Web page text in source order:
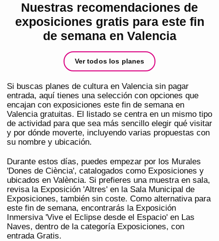
Nuestras recomendaciones de
exposiciones gratis para este fin
de semana en Valencia
Ver todos los planes
Si buscas planes de cultura en Valencia sin pagar
entrada, aquí tienes una selección con opciones que
encajan con exposiciones este fin de semana en
Valencia gratuitas. El listado se centra en un mismo tipo
de actividad para que sea más sencillo elegir qué visitar
y por dónde moverte, incluyendo varias propuestas con
su nombre y ubicación.
Durante estos días, puedes empezar por los Murales
'Dones de Ciència', catalogados como Exposiciones y
ubicados en València. Si prefieres una muestra en sala,
revisa la Exposición 'Altres' en la Sala Municipal de
Exposiciones, también sin coste. Como alternativa para
este fin de semana, encontrarás la Exposición
Inmersiva 'Vive el Eclipse desde el Espacio' en Las
Naves, dentro de la categoría Exposiciones, con
entrada Gratis.